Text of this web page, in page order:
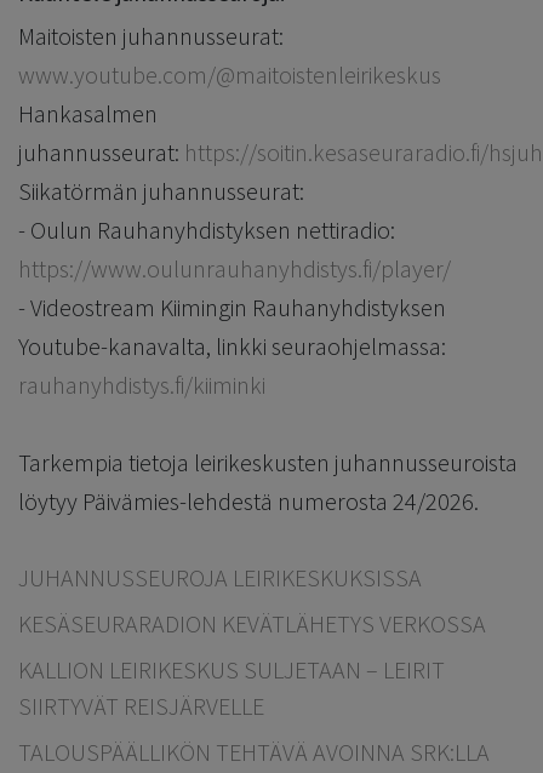
Maitoisten juhannusseurat:
www.youtube.com/@maitoistenleirikeskus
Hankasalmen
juhannusseurat: https://soitin.kesaseuraradio.fi/
Siikatörmän juhannusseurat:
- Oulun Rauhanyhdistyksen nettiradio:
https://www.oulunrauhanyhdistys.fi/player/
- Videostream Kiimingin Rauhanyhdistyksen
Youtube-kanavalta, linkki seuraohjelmassa:
rauhanyhdistys.fi/kiiminki
Tarkempia tietoja leirikeskusten juhannusseuroista
löytyy Päivämies-lehdestä numerosta 24/2026.
JUHANNUSSEUROJA LEIRIKESKUKSISSA
KESÄSEURARADION KEVÄTLÄHETYS VERKOSSA
KALLION LEIRIKESKUS SULJETAAN – LEIRIT
SIIRTYVÄT REISJÄRVELLE
TALOUSPÄÄLLIKÖN TEHTÄVÄ AVOINNA SRK:LLA